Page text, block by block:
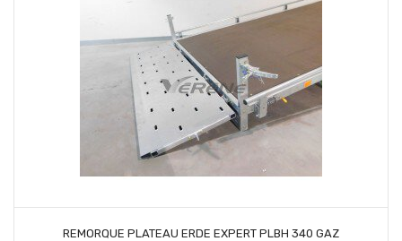
REMORQUE PLATEAU ERDE EXPERT PLBH 340 GAZ